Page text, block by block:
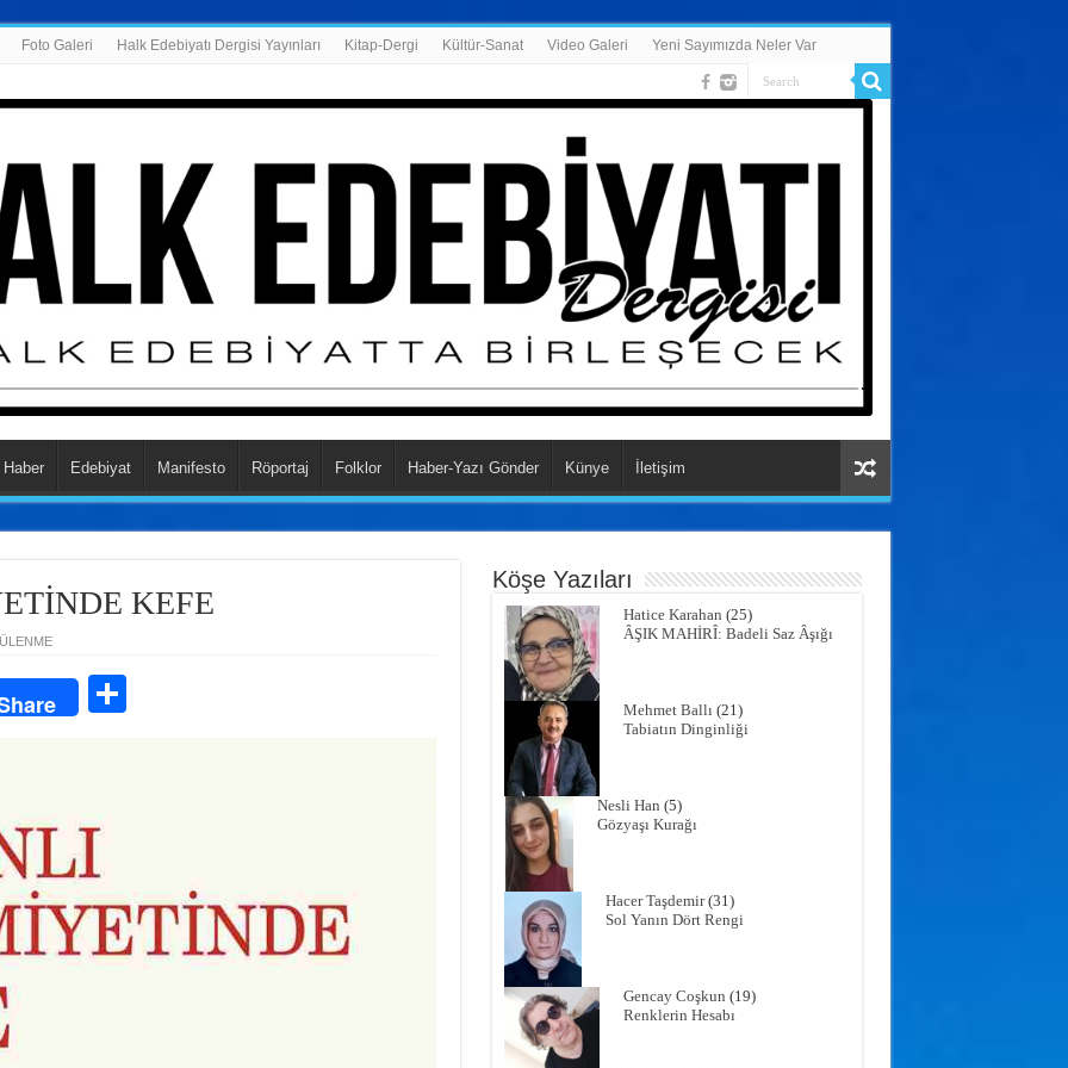
Foto Galeri Halk Edebiyatı Dergisi Yayınları Kitap-Dergi Kültür-Sanat Video Galeri Yeni Sayımızda Neler Var
Haber Edebiyat Manifesto Röportaj Folklor Haber-Yazı Gönder Künye İletişim
KEFE
Köşe Yazıları
Hatice Karahan (25)
ÂŞIK MAHİRÎ: Badeli Saz Âşığı
Mehmet Ballı(21)
Tabiatın Dinginliği
Nesli Han (5)
Gözyaşı Kurağı
Hacer Taşdemir(31)
Sol Yanın Dört Rengi
Gencay Coşkun (19)
Renklerin Hesabı